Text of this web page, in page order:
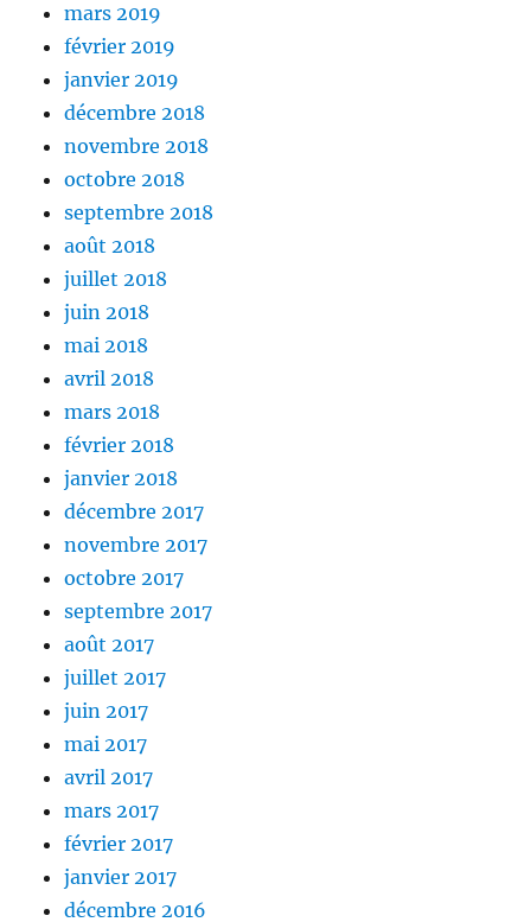
mars 2019
février 2019
janvier 2019
décembre 2018
novembre 2018
octobre 2018
septembre 2018
août 2018
juillet 2018
juin 2018
mai 2018
avril 2018
mars 2018
février 2018
janvier 2018
décembre 2017
novembre 2017
octobre 2017
septembre 2017
août 2017
juillet 2017
juin 2017
mai 2017
avril 2017
mars 2017
février 2017
janvier 2017
décembre 2016